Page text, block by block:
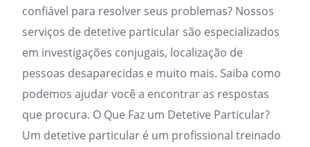
confiável para resolver seus problemas? Nossos
serviços de detetive particular são especializados
em investigações conjugais, localização de
pessoas desaparecidas e muito mais. Saiba como
podemos ajudar você a encontrar as respostas
que procura. O Que Faz um Detetive Particular?
Um detetive particular é um profissional treinado